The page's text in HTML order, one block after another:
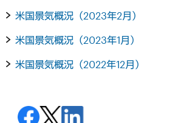
米国景気概況（2023年2月）
米国景気概況（2023年1月）
米国景気概況（2022年12月）